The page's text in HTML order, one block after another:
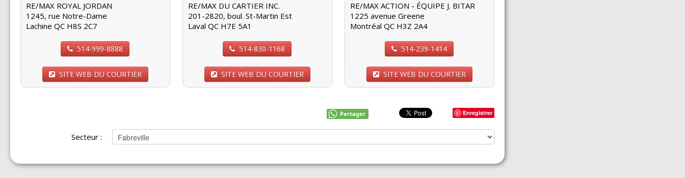
RE/MAX ROYAL JORDAN
1245, rue Notre-Dame
Lachine QC H8S 2C7
514-999-8888
SITE WEB DU COURTIER
RE/MAX DU CARTIER INC.
201-2820, boul. St-Martin Est
Laval QC H7E 5A1
514-830-1168
SITE WEB DU COURTIER
RE/MAX ACTION - ÉQUIPE J. BITAR
1225 avenue Greene
Montréal QC H3Z 2A4
514-239-1414
SITE WEB DU COURTIER
Enregistrer
Partager
Secteur :